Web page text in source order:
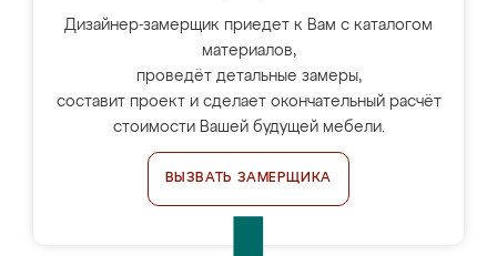
Дизайнер-замерщик приедет к Вам с каталогом
материалов,
проведёт детальные замеры,
составит проект и сделает окончательный расчёт
стоимости Вашей будущей мебели.
ВЫЗВАТЬ ЗАМЕРЩИКА